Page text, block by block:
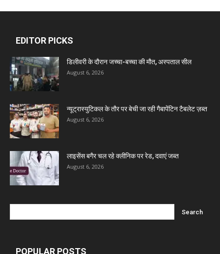
EDITOR PICKS
डिलीवरी के दौरान जच्चा-बच्चा की मौत, अस्पताल सील
August 6, 2026
न्यूट्रास्युटिकल के तौर पर बेची जा रही गैबापेंटिन टैबलेट ज़ब्त
August 6, 2026
लाइसेंस बगैर चल रहे क्लीनिक पर रेड, दवाएं जब्त
August 6, 2026
POPULAR POSTS